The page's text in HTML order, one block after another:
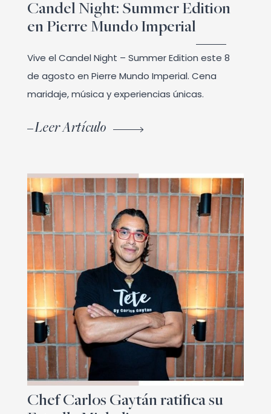
Candel Night: Summer Edition
en Pierre Mundo Imperial
Vive el Candel Night – Summer Edition este 8
de agosto en Pierre Mundo Imperial. Cena
maridaje, música y experiencias únicas.
Leer Artículo
Chef Carlos Gaytán ratifica su